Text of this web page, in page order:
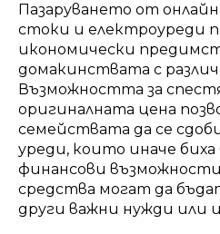
Пазаруването от
стоки и електроуреди
икономически
домакинствата с
Възможността за
оригиналната цена
семействата да се
уреди, които иначе
финансови
средства могат да
други важни нужди или